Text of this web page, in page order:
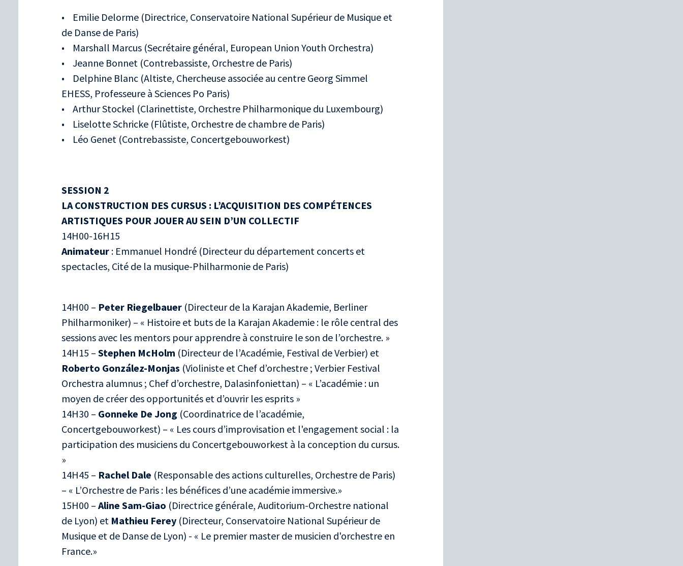
• Emilie Delorme (Directrice, Conservatoire National Supérieur de Musique et
de Danse de Paris)
• Marshall Marcus (Secrétaire général, European Union Youth Orchestra)
• Jeanne Bonnet (Contrebassiste, Orchestre de Paris)
• Delphine Blanc (Altiste, Chercheuse associée au centre Georg Simmel
EHESS, Professeure à Sciences Po Paris)
• Arthur Stockel (Clarinettiste, Orchestre Philharmonique du Luxembourg)
• Liselotte Schricke (Flûtiste, Orchestre de chambre de Paris)
• Léo Genet (Contrebassiste, Concertgebouworkest)
SESSION 2
LA CONSTRUCTION DES CURSUS : L’ACQUISITION DES COMPÉTENCES
ARTISTIQUES POUR JOUER AU SEIN D’UN COLLECTIF
14H00-16H15
Animateur : Emmanuel Hondré (Directeur du département concerts et
spectacles, Cité de la musique-Philharmonie de Paris)
14H00 – Peter Riegelbauer (Directeur de la Karajan Akademie, Berliner
Philharmoniker) – « Histoire et buts de la Karajan Akademie : le rôle central des
sessions avec les mentors pour apprendre à construire le son de l’orchestre. »
14H15 – Stephen McHolm (Directeur de l’Académie, Festival de Verbier) et
Roberto González-Monjas (Violiniste et Chef d’orchestre ; Verbier Festival
Orchestra alumnus ; Chef d’orchestre, Dalasinfoniettan) – « L’académie : un
moyen de créer des opportunités et d’ouvrir les esprits »
14H30 – Gonneke De Jong (Coordinatrice de l’académie,
Concertgebouworkest) – « Les cours d’improvisation et l'engagement social : la
participation des musiciens du Concertgebouworkest à la conception du cursus.
»
14H45 – Rachel Dale (Responsable des actions culturelles, Orchestre de Paris)
– « L’Orchestre de Paris : les bénéfices d’une académie immersive.»
15H00 – Aline Sam-Giao (Directrice générale, Auditorium-Orchestre national
de Lyon) et Mathieu Ferey (Directeur, Conservatoire National Supérieur de
Musique et de Danse de Lyon) - « Le premier master de musicien d'orchestre en
France.»